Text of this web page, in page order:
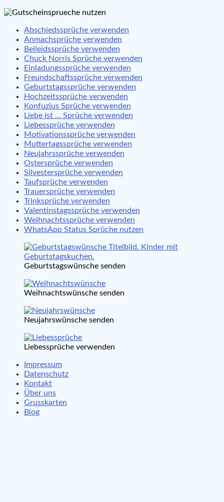
Abschiedssprüche verwenden
Anmachsprüche verwenden
Beileidssprüche verwenden
Chuck Norris Sprüche verwenden
Einladungssprüche verwenden
Freundschaftssprüche verwenden
Geburtstagssprüche verwenden
Hochzeitssprüche verwenden
Konfuzius Sprüche verwenden
Liebe ist … Sprüche verwenden
Liebessprüche verwenden
Motivationssprüche verwenden
Muttertagssprüche verwenden
Neujahrssprüche verwenden
Ostersprüche verwenden
Silvestersprüche verwenden
Taufsprüche verwenden
Trauersprüche verwenden
Trinksprüche verwenden
Valentinstagssprüche verwenden
Weihnachtssprüche verwenden
WhatsApp Status Sprüche nutzen
Geburtstagswünsche senden
Weihnachtswünsche senden
Neujahrswünsche senden
Liebessprüche verwenden
Impressum
Datenschutz
Kontakt
Über uns
Grusskarten
Blog